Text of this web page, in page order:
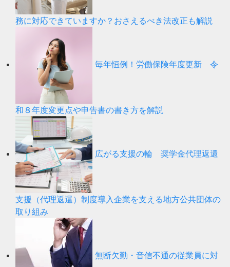
務に対応できていますか？おさえるべき法改正も解説
毎年恒例！労働保険年度更新 令
和８年度変更点や申告書の書き方を解説
広がる支援の輪 奨学金代理返還
支援（代理返還）制度導入企業を支える地方公共団体の
取り組み
無断欠勤・音信不通の従業員に対